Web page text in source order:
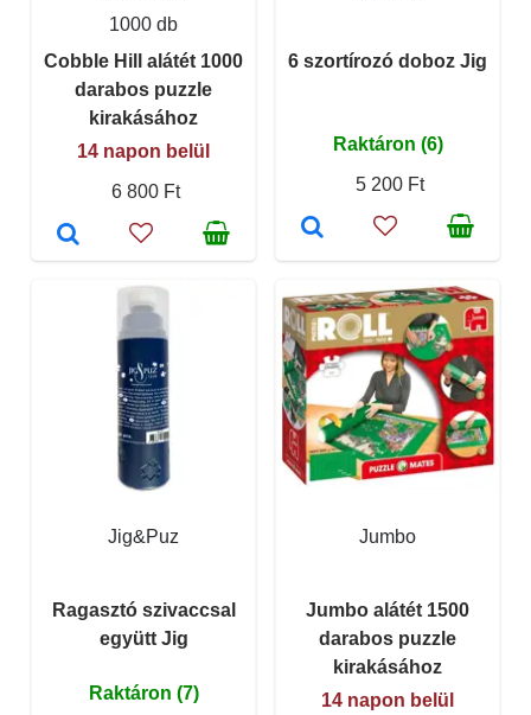
1000 db
Cobble Hill alátét 1000
darabos puzzle
kirakásához
14 napon belül
6 800 Ft
6 szortírozó doboz Jig
Raktáron (6)
5 200 Ft
Jig&Puz
Ragasztó szivaccsal
együtt Jig
Raktáron (7)
Jumbo
Jumbo alátét 1500
darabos puzzle
kirakásához
14 napon belül